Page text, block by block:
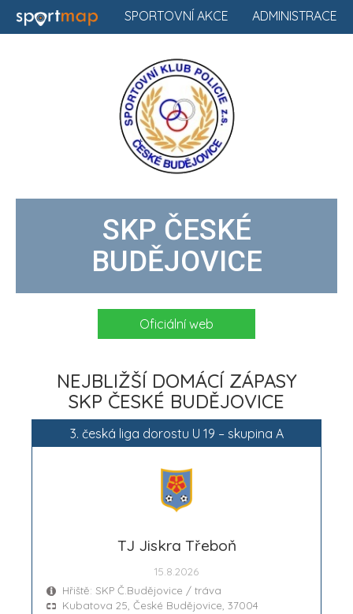
ADMINISTRACE
SPORTOVNÍ AKCE
SKP ČESKÉ
BUDĚJOVICE
Oficiální web
NEJBLIŽŠÍ DOMÁCÍ ZÁPASY
SKP ČESKÉ BUDĚJOVICE
3. česká liga dorostu U 19 – skupina A
TJ Jiskra Třeboň
15.8.2026
Hřiště: SKP Č.Budějovice / tráva
Kubatova 25, České Budějovice, 37004